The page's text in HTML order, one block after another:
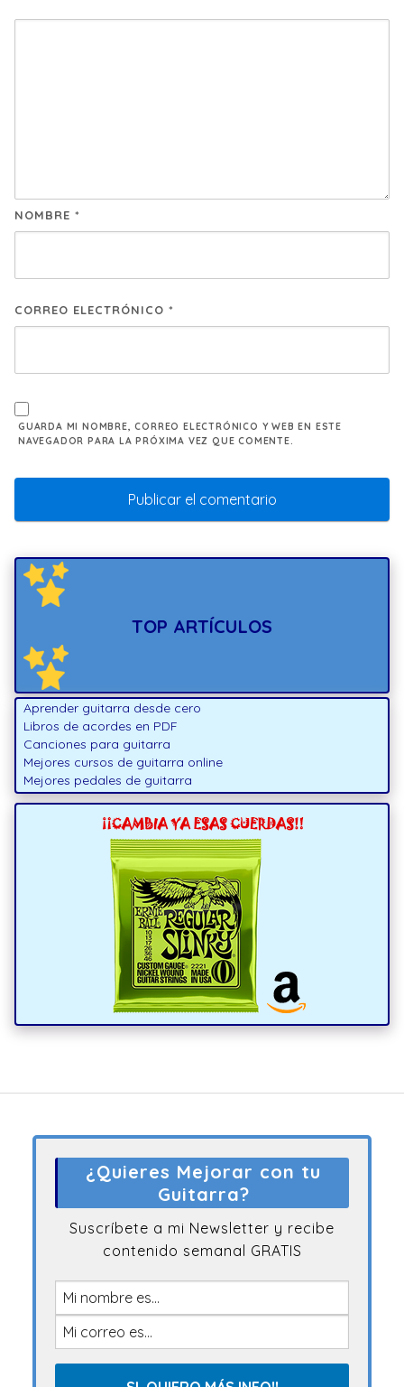
NOMBRE *
CORREO ELECTRÓNICO *
GUARDA MI NOMBRE, CORREO ELECTRÓNICO Y WEB EN ESTE
NAVEGADOR PARA LA PRÓXIMA VEZ QUE COMENTE.
TOP ARTÍCULOS
Aprender guitarra desde cero
Libros de acordes en PDF
Canciones para guitarra
Mejores cursos de guitarra online
Mejores pedales de guitarra
¿Quieres Mejorar con tu
Guitarra?
Suscríbete a mi Newsletter y recibe
contenido semanal GRATIS